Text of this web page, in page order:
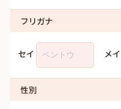
フリガナ
セイ メイ
性別